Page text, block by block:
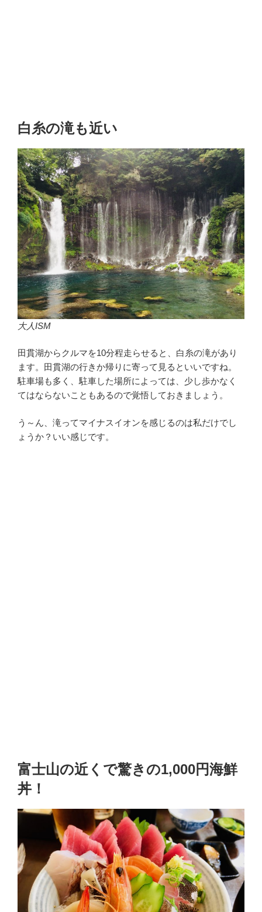
白糸の滝も近い
大人ISM
田貫湖からクルマを10分程走らせると、白糸の滝があり
ます。田貫湖の行きか帰りに寄って見るといいですね。
駐車場も多く、駐車した場所によっては、少し歩かなく
てはならないこともあるので覚悟しておきましょう。
う～ん、滝ってマイナスイオンを感じるのは私だけでし
ょうか？いい感じです。
富士山の近くで驚きの1,000円海鮮
丼！